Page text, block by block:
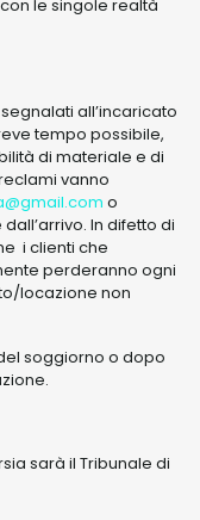
le singole realtà
all’incaricato
tempo possibile,
di materiale e di
vanno
o
In difetto di
i clienti che
perderanno ogni
locazione non
soggiorno o dopo
sarà il Tribunale di